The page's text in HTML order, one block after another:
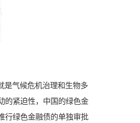
是气候危机治理和生物多
的紧迫性，中国的绿色金
行绿色金融债的单独审批